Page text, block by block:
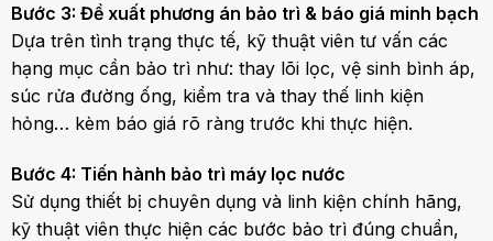
Bước 3: Đề xuất phương án bảo trì & báo giá minh bạch
Dựa trên tình trạng thực tế, kỹ thuật viên tư vấn các
hạng mục cần bảo trì như: thay lõi lọc, vệ sinh bình áp,
súc rửa đường ống, kiểm tra và thay thế linh kiện
hỏng… kèm báo giá rõ ràng trước khi thực hiện.
Bước 4: Tiến hành bảo trì máy lọc nước
Sử dụng thiết bị chuyên dụng và linh kiện chính hãng,
kỹ thuật viên thực hiện các bước bảo trì đúng chuẩn,